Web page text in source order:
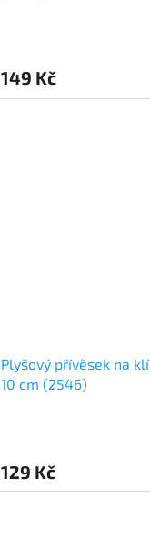
149 Kč
Plyšový přívěsek na
10 cm (2546)
129 Kč